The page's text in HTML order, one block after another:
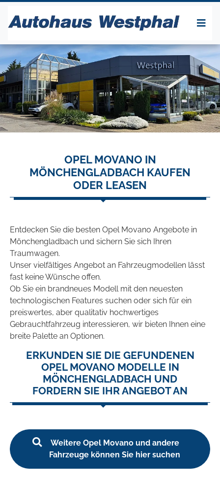
OPEL MOVANO IN
MÖNCHENGLADBACH KAUFEN
ODER LEASEN
Entdecken Sie die besten Opel Movano Angebote in
Mönchengladbach und sichern Sie sich Ihren
Traumwagen.
Unser vielfältiges Angebot an Fahrzeugmodellen lässt
fast keine Wünsche offen.
Ob Sie ein brandneues Modell mit den neuesten
technologischen Features suchen oder sich für ein
preiswertes, aber qualitativ hochwertiges
Gebrauchtfahrzeug interessieren, wir bieten Ihnen eine
breite Palette an Optionen.
ERKUNDEN SIE DIE GEFUNDENEN
OPEL MOVANO MODELLE IN
MÖNCHENGLADBACH UND
FORDERN SIE IHR ANGEBOT AN
Weitere Opel Movano und andere
Fahrzeuge können Sie hier suchen